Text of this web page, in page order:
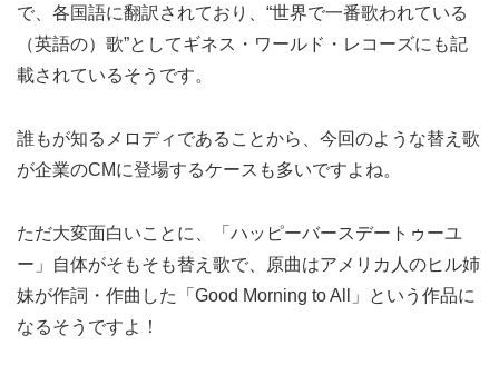
で、各国語に翻訳されており、“世界で一番歌われている
（英語の）歌”としてギネス・ワールド・レコーズにも記
載されているそうです。
誰もが知るメロディであることから、今回のような替え歌
が企業のCMに登場するケースも多いですよね。
ただ大変面白いことに、「ハッピーバースデートゥーユ
ー」自体がそもそも替え歌で、原曲はアメリカ人のヒル姉
妹が作詞・作曲した「Good Morning to All」という作品に
なるそうですよ！